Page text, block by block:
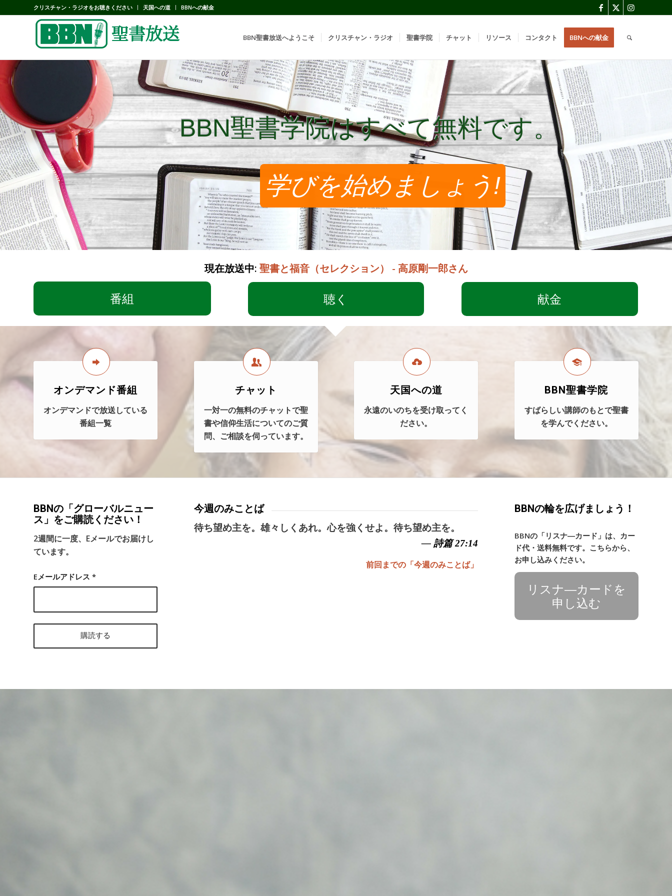
クリスチャン・ラジオをお聴きください 天国への道 BBNへの献金
BBN聖書放送へようこそ クリスチャン・ラジオ 聖書学院 チャット リソース コンタクト BBNへの献金
BBN聖書学院はすべて無料です。
BBN聖書学院はすべて無料です。
学びを始めましょう!
現在放送中: 聖書と福音（セレクション） - 高原剛一郎さん
番組 聴く 献金
オンデマンド番組
オンデマンドで放送している
番組一覧
チャット
一対一の無料のチャットで聖
書や信仰生活についてのご質
問、ご相談を伺っています。
天国への道
永遠のいのちを受け取ってく
ださい。
BBN聖書学院
すばらしい講師のもとで聖書
を学んでください。
BBNの「グローバルニュー
ス」をご購読ください！
2週間に一度、Eメールでお届けし
ています。
Eメールアドレス *
今週のみことば
待ち望め主を。雄々しくあれ。心を強くせよ。待ち望め主を。
— 詩篇 27:14
前回までの「今週のみことば」
BBNの輪を広げましょう！
BBNの「リスナ―カード」は、カー
ド代・送料無料です。こちらから、
お申し込みください。
リスナ―カードを
申し込む